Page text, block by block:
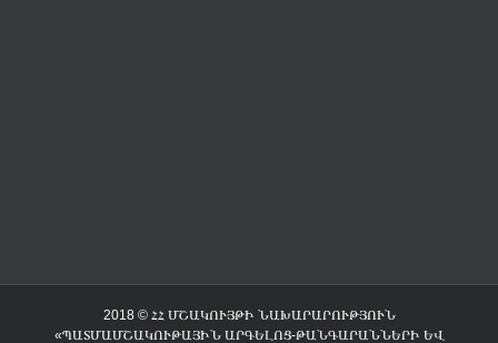
2018 © ՀՀ ՄՇԱԿՈՒՅԹԻ ՆԱԽԱՐԱՐՈՒԹՅՈՒՆ
«ՊԱՏՄԱՄՇԱԿՈՒԹԱՅԻՆ ԱՐԳԵԼՈՑ-ԹԱՆԳԱՐԱՆՆԵՐԻ ԵՎ